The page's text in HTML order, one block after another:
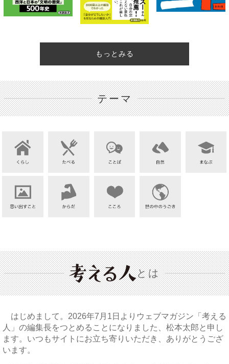
もっとみる
テーマ
とは
はじめまして。2026年7月1日よりウェブマガジン「考える
人」の編集長をつとめることになりました、松本太郎と申し
ます。いつもサイトにお立ち寄りいただき、ありがとうござ
います。